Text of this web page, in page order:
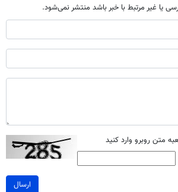
یا غیر مرتبط با خبر باشد منتشر نمی‌شود.
متن روبرو وارد کنید
ارسال